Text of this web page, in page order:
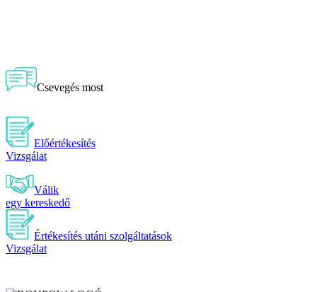
Csevegés most
Előértékesítés
Vizsgálat
Válik
egy kereskedő
Értékesítés utáni szolgáltatások
Vizsgálat